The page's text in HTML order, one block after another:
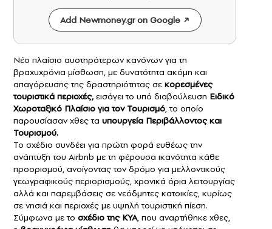
Add Newmoney.gr on Google
Νέο πλαίσιο αυστηρότερων κανόνων για τη
βραχυχρόνια μίσθωση, με δυνατότητα ακόμη και
απαγόρευσης της δραστηριότητας σε κορεσμένες
τουριστικά περιοχές,εισάγει το υπό διαβούλευση Ειδικό
Χωροταξικό Πλαίσιο για τον Τουρισμό, το οποίο
παρουσίασαν χθες τα υπουργεία Περιβάλλοντος και
Τουρισμού.
Το σχέδιο συνδέει για πρώτη φορά ευθέως την
ανάπτυξη του Airbnb με τη φέρουσα ικανότητα κάθε
προορισμού, ανοίγοντας τον δρόμο για μελλοντικούς
γεωγραφικούς περιορισμούς, χρονικά όρια λειτουργίας
αλλά και παρεμβάσεις σε νεόδμητες κατοικίες, κυρίως
σε νησιά και περιοχές με υψηλή τουριστική πίεση.
Σύμφωνα με το σχέδιο της ΚΥΑ, που αναρτήθηκε χθες,